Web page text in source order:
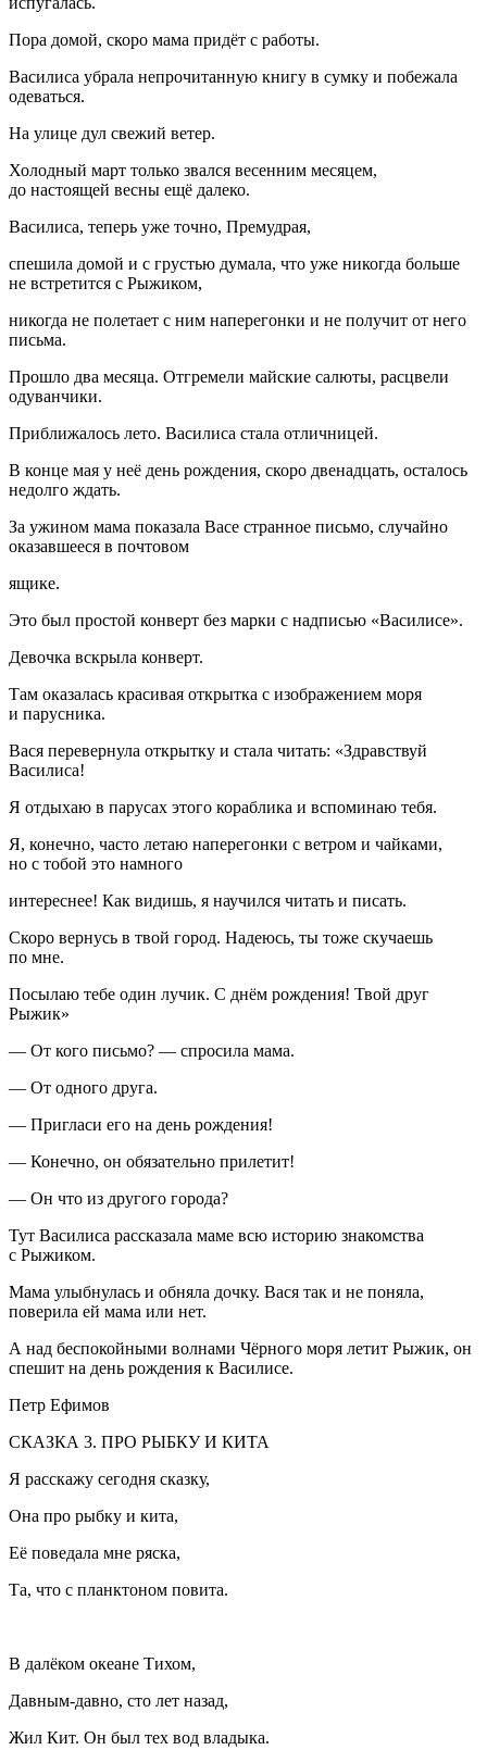
Пора домой, скоро мама придёт с работы.
Василиса убрала непрочитанную книгу в сумку и побежала
одеваться.
На улице дул свежий ветер.
Холодный март только звался весенним месяцем,
до настоящей весны ещё далеко.
Василиса, теперь уже точно, Премудрая,
спешила домой и с грустью думала, что уже никогда больше
не встретится с Рыжиком,
никогда не полетает с ним наперегонки и не получит от него
письма.
Прошло два месяца. Отгремели майские салюты, расцвели
одуванчики.
Приближалось лето. Василиса стала отличницей.
В конце мая у неё день рождения, скоро двенадцать, осталось
недолго ждать.
За ужином мама показала Васе странное письмо, случайно
оказавшееся в почтовом
ящике.
Это был простой конверт без марки с надписью «Василисе».
Девочка вскрыла конверт.
Там оказалась красивая открытка с изображением моря
и парусника.
Вася перевернула открытку и стала читать: «Здравствуй
Василиса!
Я отдыхаю в парусах этого кораблика и вспоминаю тебя.
Я, конечно, часто летаю наперегонки с ветром и чайками,
но с тобой это намного
интереснее! Как видишь, я научился читать и писать.
Скоро вернусь в твой город. Надеюсь, ты тоже скучаешь
по мне.
Посылаю тебе один лучик. С днём рождения! Твой друг
Рыжик»
— От кого письмо? — спросила мама.
— От одного друга.
— Пригласи его на день рождения!
— Конечно, он обязательно прилетит!
— Он что из другого города?
Тут Василиса рассказала маме всю историю знакомства
с Рыжиком.
Мама улыбнулась и обняла дочку. Вася так и не поняла,
поверила ей мама или нет.
А над беспокойными волнами Чёрного моря летит Рыжик, он
спешит на день рождения к Василисе.
Петр Ефимов
СКАЗКА 3. ПРО РЫБКУ И КИТА
Я расскажу сегодня сказку,
Она про рыбку и кита,
Еë поведала мне ряска,
Та, что с планктоном повита.
В далёком океане Тихом,
Давным-давно, сто лет назад,
Жил Кит. Он был тех вод владыка.